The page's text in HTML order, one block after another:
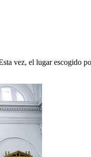
vez, el lugar escogido